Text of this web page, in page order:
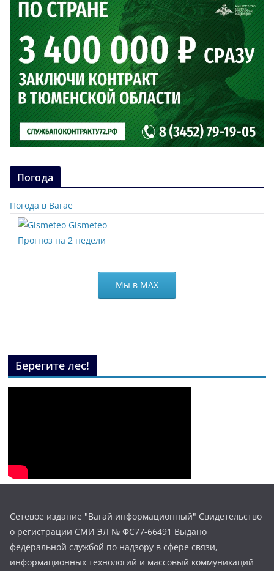
Погода
Погода в Вагае
Gismeteo
Прогноз на 2 недели
Мы в МАХ
Берегите лес!
Сетевое издание "Вагай информационный" Свидетельство
о регистрации СМИ ЭЛ № ФС77-66491 Выдано
федеральной службой по надзору в сфере связи,
информационных технологий и массовый коммуникаций